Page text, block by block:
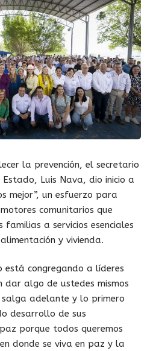
la prevención, el secretario
Luis Nava, dio inicio a
mejor”, un esfuerzo para
comunitarios que
a servicios esenciales
y vivienda.
está congregando a líderes
dar algo de ustedes mismos
adelante y lo primero
desarrollo de sus
porque todos queremos
donde se viva en paz y la